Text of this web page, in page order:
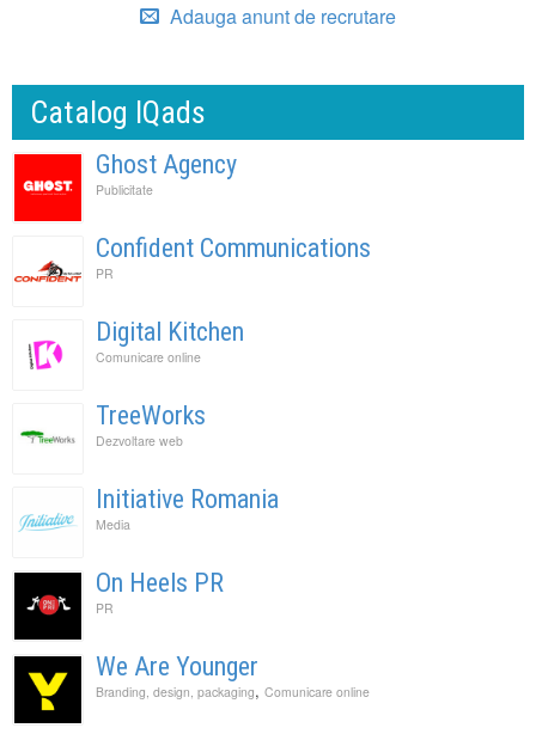
Adauga anunt de recrutare
Catalog IQads
Ghost Agency
Publicitate
Confident Communications
PR
Digital Kitchen
Comunicare online
TreeWorks
Dezvoltare web
Initiative Romania
Media
On Heels PR
PR
We Are Younger
Branding, design, packaging, Comunicare online